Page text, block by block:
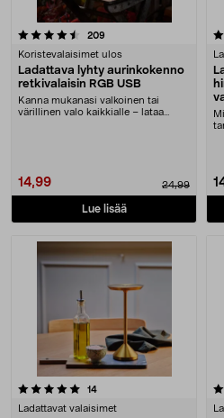
209
Koristevalaisimet ulos
Ladattava lyhty aurinkokenno
retkivalaisin RGB USB
Kanna mukanasi valkoinen tai
värillinen valo kaikkialle – lataa
14,99 24,99
Lue lisää
4.5 viidestä tähdestä
14arvostelut
Ladattavat valaisimet
4.5 viidestä tähdestä